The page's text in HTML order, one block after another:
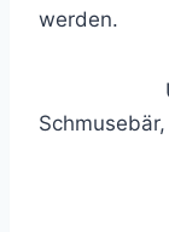
werden.
Unsere